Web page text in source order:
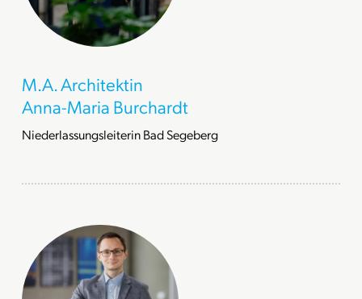
M.A. Architektin
Anna-Maria Burchardt
Niederlassungsleiterin Bad Segeberg